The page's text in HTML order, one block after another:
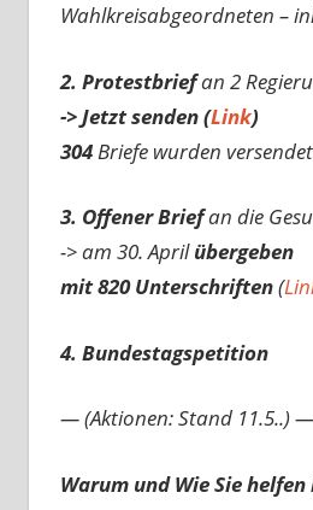
Wahlkreisabgeordneten –
2. Protestbriefan 2
-> Jetzt senden (Link)
304Briefe wurden versendet
3. Offener Briefan die
-> am 30. Aprilübergeben
mit 820 Unterschriften(
4. Bundestagspetition
— (Aktionen: Stand 11.5..) —
Warum und Wie Sie